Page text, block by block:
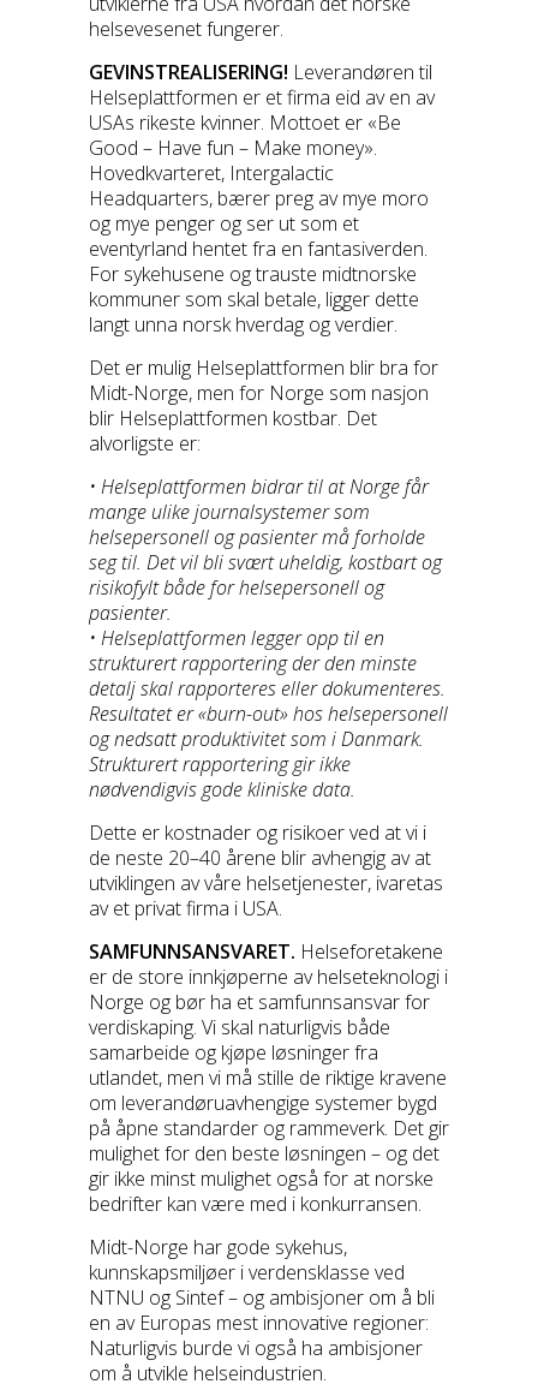
helsevesenet fungerer.
GEVINSTREALISERING! Leverandøren til
Helseplattformen er et firma eid av en av
USAs rikeste kvinner. Mottoet er «Be
Good – Have fun – Make money».
Hovedkvarteret, Intergalactic
Headquarters, bærer preg av mye moro
og mye penger og ser ut som et
eventyrland hentet fra en fantasiverden.
For sykehusene og trauste midtnorske
kommuner som skal betale, ligger dette
langt unna norsk hverdag og verdier.
Det er mulig Helseplattformen blir bra for
Midt-Norge, men for Norge som nasjon
blir Helseplattformen kostbar. Det
alvorligste er:
• Helseplattformen bidrar til at Norge får
mange ulike journalsystemer som
helsepersonell og pasienter må forholde
seg til. Det vil bli svært uheldig, kostbart og
risikofylt både for helsepersonell og
pasienter.
• Helseplattformen legger opp til en
strukturert rapportering der den minste
detalj skal rapporteres eller dokumenteres.
Resultatet er «burn-out» hos helsepersonell
og nedsatt produktivitet som i Danmark.
Strukturert rapportering gir ikke
nødvendigvis gode kliniske data.
Dette er kostnader og risikoer ved at vi i
de neste 20–40 årene blir avhengig av at
utviklingen av våre helsetjenester, ivaretas
av et privat firma i USA.
SAMFUNNSANSVARET. Helseforetakene
er de store innkjøperne av helseteknologi i
Norge og bør ha et samfunnsansvar for
verdiskaping. Vi skal naturligvis både
samarbeide og kjøpe løsninger fra
utlandet, men vi må stille de riktige kravene
om leverandøruavhengige systemer bygd
på åpne standarder og rammeverk. Det gir
mulighet for den beste løsningen – og det
gir ikke minst mulighet også for at norske
bedrifter kan være med i konkurransen.
Midt-Norge har gode sykehus,
kunnskapsmiljøer i verdensklasse ved
NTNU og Sintef – og ambisjoner om å bli
en av Europas mest innovative regioner:
Naturligvis burde vi også ha ambisjoner
om å utvikle helseindustrien.